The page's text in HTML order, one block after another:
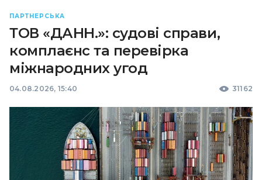
ПАРТНЕРСЬКА
ТОВ «ДАНН.»: судові справи,
комплаєнс та перевірка
міжнародних угод
04.08.2026, 15:40 31162